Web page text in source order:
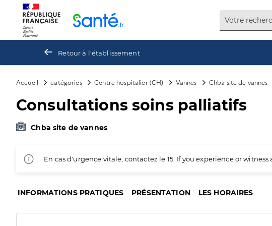
Retour à l'établissement
Accueil catégories Centre hospitalier (CH) Vannes Chba site de vannes
Consultations soins palliatifs
Chba site de vannes
En cas d'urgence vitale, contactez le 15. If you experience or
INFORMATIONS PRATIQUES PRÉSENTATION LES HORAIRES
Panneau de gestion des cookies